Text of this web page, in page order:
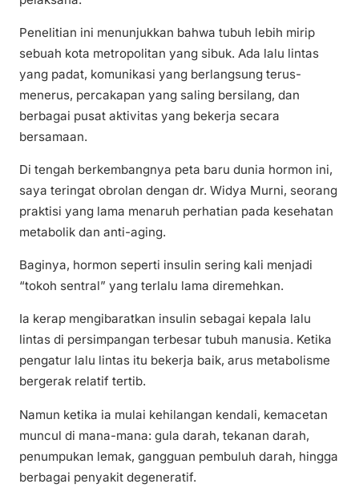
Penelitian ini menunjukkan bahwa tubuh lebih mirip
sebuah kota metropolitan yang sibuk. Ada lalu lintas
yang padat, komunikasi yang berlangsung terus-
menerus, percakapan yang saling bersilang, dan
berbagai pusat aktivitas yang bekerja secara
bersamaan.
Di tengah berkembangnya peta baru dunia hormon ini,
saya teringat obrolan dengan dr. Widya Murni, seorang
praktisi yang lama menaruh perhatian pada kesehatan
metabolik dan anti-aging.
Baginya, hormon seperti insulin sering kali menjadi
“tokoh sentral” yang terlalu lama diremehkan.
Ia kerap mengibaratkan insulin sebagai kepala lalu
lintas di persimpangan terbesar tubuh manusia. Ketika
pengatur lalu lintas itu bekerja baik, arus metabolisme
bergerak relatif tertib.
Namun ketika ia mulai kehilangan kendali, kemacetan
muncul di mana-mana: gula darah, tekanan darah,
penumpukan lemak, gangguan pembuluh darah, hingga
berbagai penyakit degeneratif.